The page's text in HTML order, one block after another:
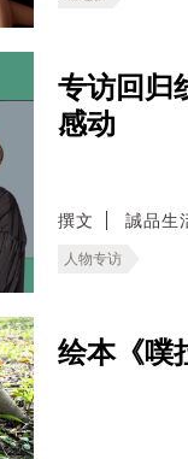
专访回归
感动
撰文 誠品生
人物专访
绘本《噗